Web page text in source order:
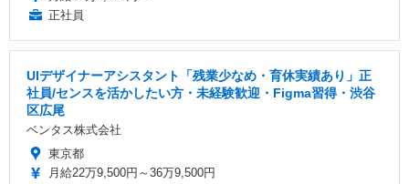
正社員
UIデザイナーアシスタント「残業少なめ・育休実績あり」正
社員/センスを活かしたい方・未経験歓迎・Figma習得・渋谷
区広尾
ベンタス株式会社
東京都
月給22万9,500円～36万9,500円